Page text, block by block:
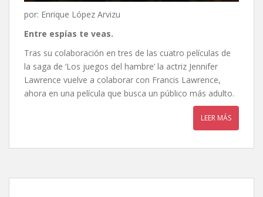
por: Enrique López Arvizu
Entre espías te veas.
Tras su colaboración en tres de las cuatro películas de
la saga de ‘Los juegos del hambre’ la actriz Jennifer
Lawrence vuelve a colaborar con Francis Lawrence,
ahora en una película que busca un público más adulto.
LEER MÁS